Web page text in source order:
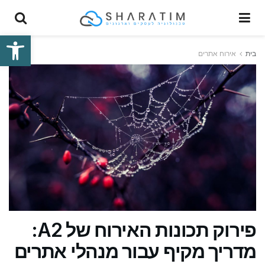
פתח
בית אירוח אתרים
פירוק תכונות האירוח של A2:
מדריך מקיף עבור מנהלי אתרים